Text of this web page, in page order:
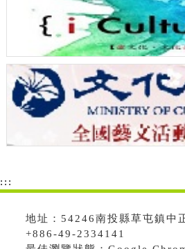
:::
地址：54246南投縣草屯鎮中
+886-49-2334141